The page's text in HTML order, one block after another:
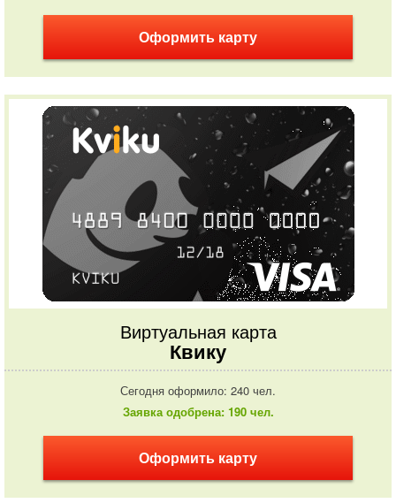
Оформить карту
Виртуальная карта
Квику
Сегодня оформило: 240 чел.
Заявка одобрена: 190 чел.
Оформить карту